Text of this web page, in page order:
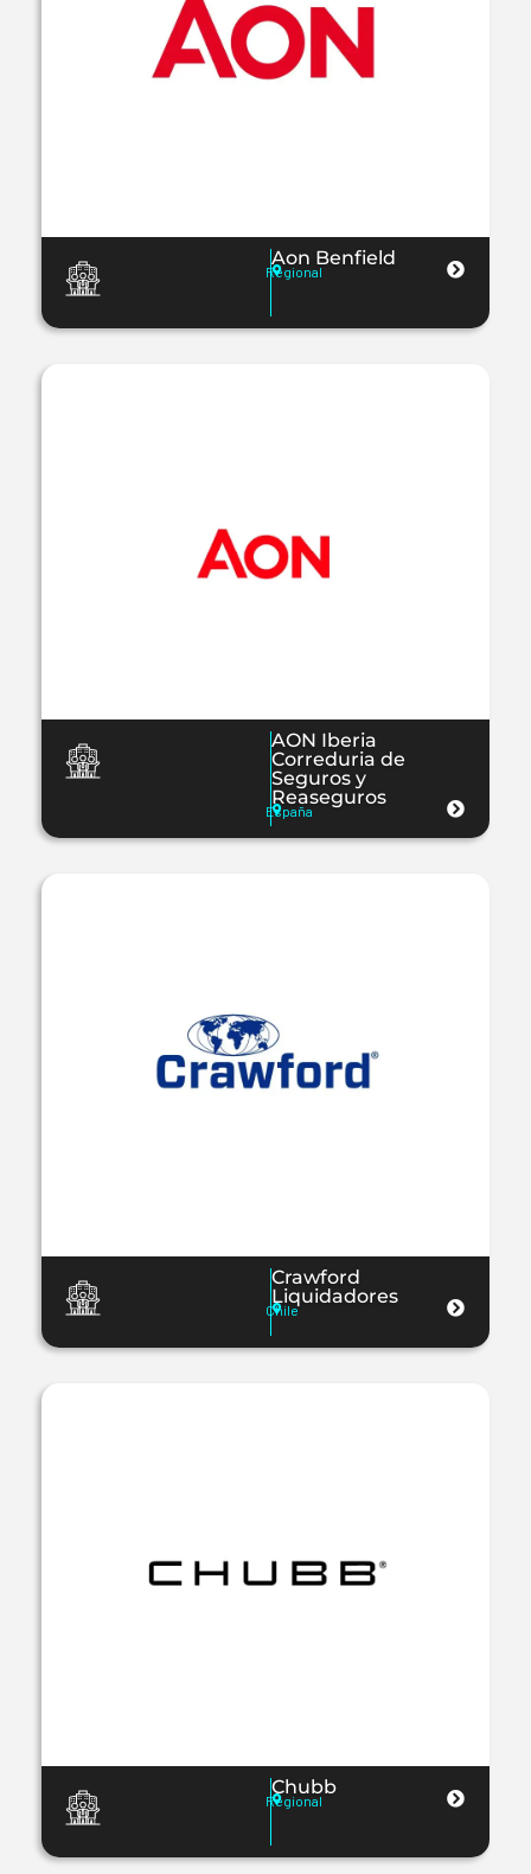
Aon Benfield
Regional
AON Iberia
Correduria de
Seguros y
Reaseguros
España
Crawford
Liquidadores
Chile
Chubb
Regional